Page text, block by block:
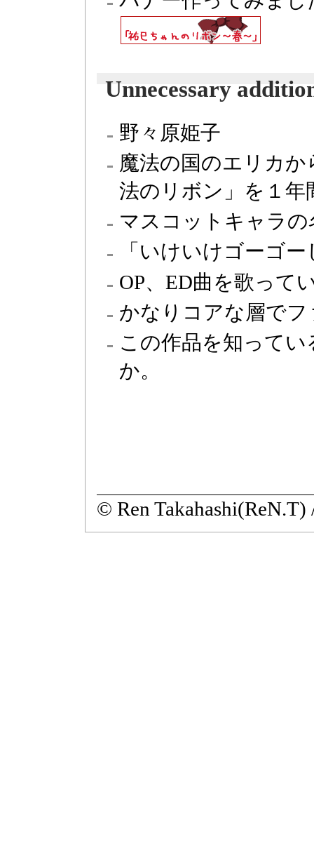
Unnecessary
野々原姫子
魔法の国のエリカ
法のリボン」を１年
マスコットキャラ
「いけいけゴーゴ
OP、ED曲を歌って
かなりコアな層で
この作品を知って
か。
© Ren